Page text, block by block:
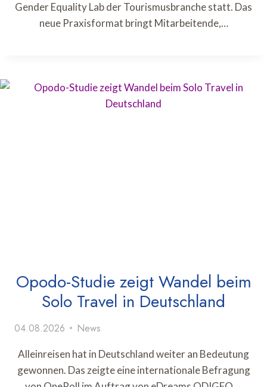
Gender Equality Lab der Tourismusbranche statt. Das
neue Praxisformat bringt Mitarbeitende,…
Opodo-Studie zeigt Wandel beim
Solo Travel in Deutschland
04.08.2026 News
Alleinreisen hat in Deutschland weiter an Bedeutung
gewonnen. Das zeigte eine internationale Befragung